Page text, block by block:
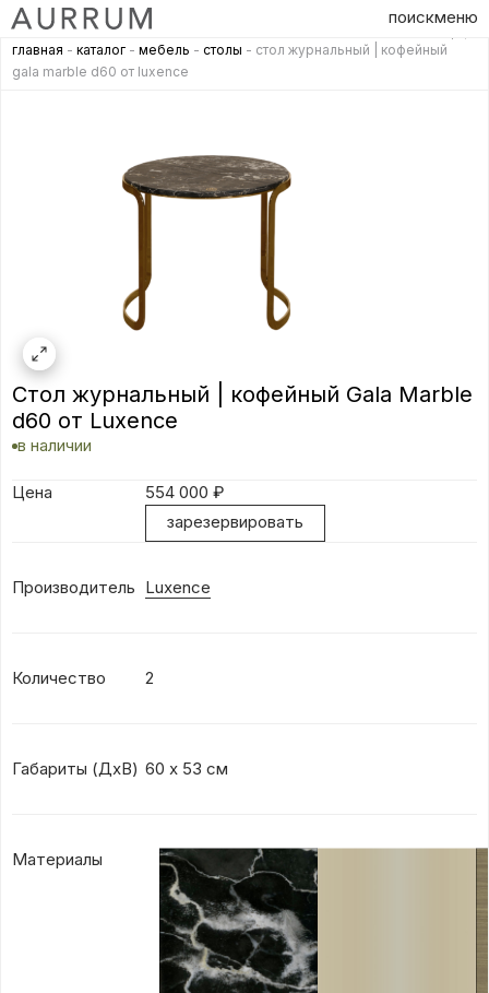
поискменю
главная - каталог - мебель - столы - стол журнальный | кофейный
gala marble d60 от luxence
Стол журнальный | кофейный Gala Marble
d60 от Luxence
в наличии
Цена 554 000 ₽
зарезервировать
Производитель Luxence
Количество 2
Габариты (ДхВ) 60 х 53 см
Материалы